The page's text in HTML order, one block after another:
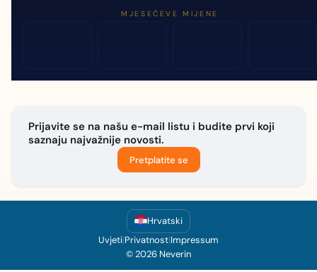
MJESEČEVE MIJENE
Prijavite se na našu e-mail listu i budite prvi koji
saznaju najvažnije novosti.
Pretplatite se
Hrvatski
Uvjeti|Privatnost|Impressum
© 2026 Neverin